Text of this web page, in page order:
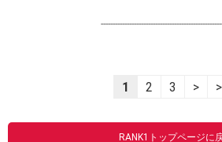
1 2 3 >
RANK1トップページに